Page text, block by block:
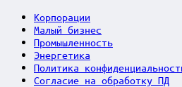
Корпорации
Малый бизнес
Промышленность
Энергетика
Политика
Согласие на обработку ПД